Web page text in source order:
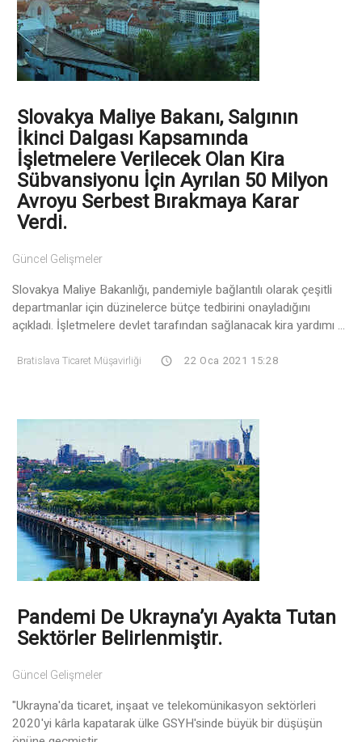
Slovakya Maliye Bakanı, Salgının
İkinci Dalgası Kapsamında
İşletmelere Verilecek Olan Kira
Sübvansiyonu İçin Ayrılan 50 Milyon
Avroyu Serbest Bırakmaya Karar
Verdi.
Güncel Gelişmeler
Slovakya Maliye Bakanlığı, pandemiyle bağlantılı olarak çeşitli
departmanlar için düzinelerce bütçe tedbirini onayladığını
açıkladı. İşletmelere devlet tarafından sağlanacak kira yardımı ...
Bratislava Ticaret Müşavirliği 22 Oca 2021 15:28
Pandemi De Ukrayna’yı Ayakta Tutan
Sektörler Belirlenmiştir.
Güncel Gelişmeler
"Ukrayna'da ticaret, inşaat ve telekomünikasyon sektörleri
2020'yi kârla kapatarak ülke GSYH'sinde büyük bir düşüşün